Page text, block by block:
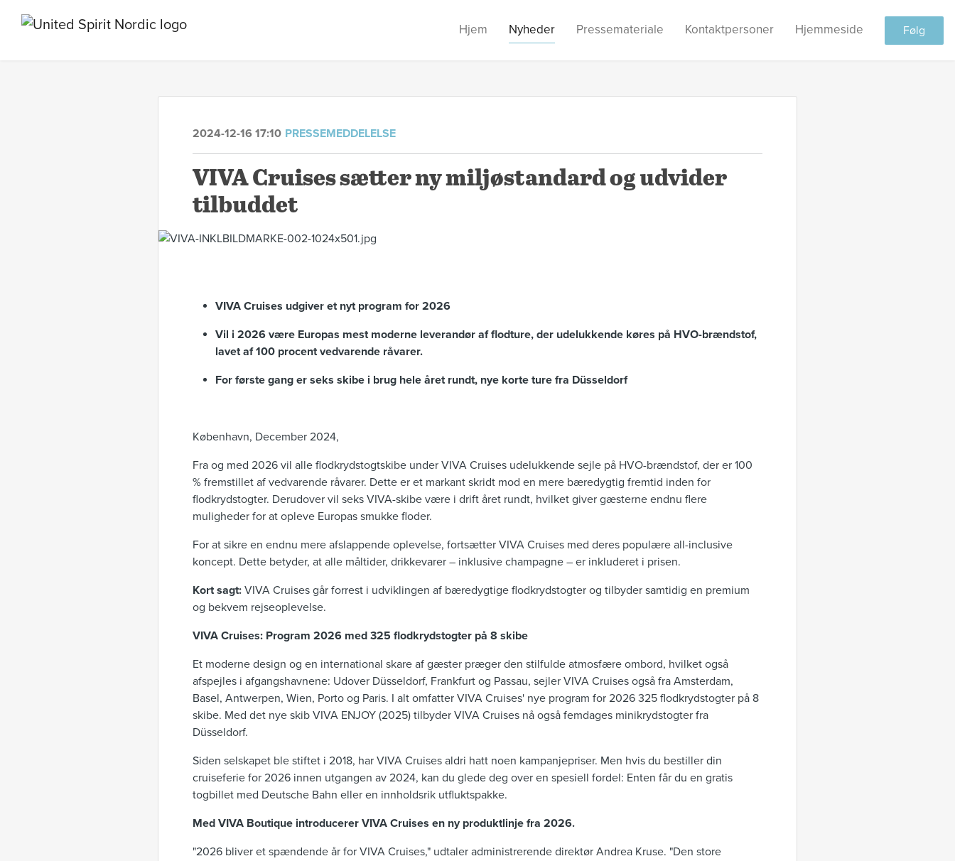
Hjem Nyheder Pressemateriale Kontaktpersoner Hjemmeside Følg
2024-12-16 17:10 PRESSEMEDDELELSE
VIVA Cruises sætter ny miljøstandard og udvider
tilbuddet
VIVA Cruises udgiver et nyt program for 2026
Vil i 2026 være Europas mest moderne leverandør af flodture, der udelukkende køres på HVO-brændstof,
lavet af 100 procent vedvarende råvarer.
For første gang er seks skibe i brug hele året rundt, nye korte ture fra Düsseldorf
København, December 2024,
Fra og med 2026 vil alle flodkrydstogtskibe under VIVA Cruises udelukkende sejle på HVO-brændstof, der er 100
% fremstillet af vedvarende råvarer. Dette er et markant skridt mod en mere bæredygtig fremtid inden for
flodkrydstogter. Derudover vil seks VIVA-skibe være i drift året rundt, hvilket giver gæsterne endnu flere
muligheder for at opleve Europas smukke floder.
For at sikre en endnu mere afslappende oplevelse, fortsætter VIVA Cruises med deres populære all-inclusive
koncept. Dette betyder, at alle måltider, drikkevarer – inklusive champagne – er inkluderet i prisen.
Kort sagt: VIVA Cruises går forrest i udviklingen af bæredygtige flodkrydstogter og tilbyder samtidig en premium
og bekvem rejseoplevelse.
VIVA Cruises: Program 2026 med 325 flodkrydstogter på 8 skibe
Et moderne design og en international skare af gæster præger den stilfulde atmosfære ombord, hvilket også
afspejles i afgangshavnene: Udover Düsseldorf, Frankfurt og Passau, sejler VIVA Cruises også fra Amsterdam,
Basel, Antwerpen, Wien, Porto og Paris. I alt omfatter VIVA Cruises' nye program for 2026 325 flodkrydstogter på 8
skibe. Med det nye skib VIVA ENJOY (2025) tilbyder VIVA Cruises nå også femdages minikrydstogter fra
Düsseldorf.
Siden selskapet ble stiftet i 2018, har VIVA Cruises aldri hatt noen kampanjepriser. Men hvis du bestiller din
cruiseferie for 2026 innen utgangen av 2024, kan du glede deg over en spesiell fordel: Enten får du en gratis
togbillet med Deutsche Bahn eller en innholdsrik utfluktspakke.
Med VIVA Boutique introducerer VIVA Cruises en ny produktlinje fra 2026.
"2026 bliver et spændende år for VIVA Cruises," udtaler administrerende direktør Andrea Kruse. "Den store